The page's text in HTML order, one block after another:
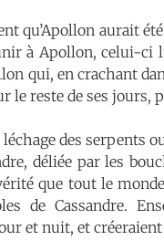
qu’Apollon aurait
à Apollon, celui-ci
qui, en crachant
le reste de ses jours,
des serpents
déliée par les
que tout le
de Cassandre.
et nuit, et